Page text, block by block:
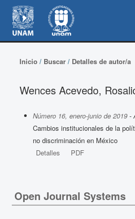
Inicio/ Buscar/ Detalles de autor/a
Wences Acevedo,
Número 16, enero-junio de 2019-
Cambios institucionales de la
no discriminación en México
Detalles
PDF
Open Journal Systems